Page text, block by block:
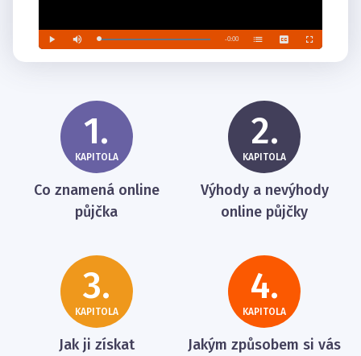
1.
KAPITOLA
Co znamená online
půjčka
2.
KAPITOLA
Výhody a nevýhody
online půjčky
3.
KAPITOLA
Jak ji získat
4.
KAPITOLA
Jakým způsobem si vás